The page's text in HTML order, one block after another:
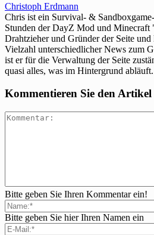
Christoph Erdmann
Chris ist ein Survival- &
Stunden der DayZ Mod und
Drahtzieher und Gründer der Seite
Vielzahl unterschiedlicher News zum
ist er für die Verwaltung der Seite
quasi alles, was im Hintergrund abläuft.
Kommentieren Sie den Artikel
Bitte geben Sie Ihren Kommentar ein!
Bitte geben Sie hier Ihren Namen ein